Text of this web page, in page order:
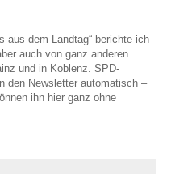
aus dem Landtag“ berichte ich
auch von ganz anderen
und in Koblenz. SPD-
den Newsletter automatisch –
ihn hier ganz ohne